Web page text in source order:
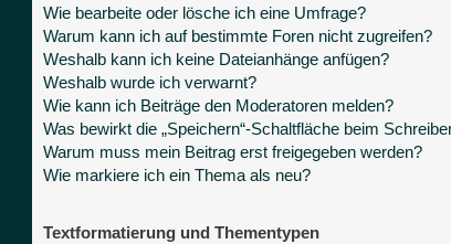
Wie bearbeite oder lösche ich eine Umfrage?
Warum kann ich auf bestimmte Foren nicht zugreifen?
Weshalb kann ich keine Dateianhänge anfügen?
Weshalb wurde ich verwarnt?
Wie kann ich Beiträge den Moderatoren melden?
Was bewirkt die „Speichern“-Schaltfläche beim
Warum muss mein Beitrag erst freigegeben werden?
Wie markiere ich ein Thema als neu?
Textformatierung und Thementypen